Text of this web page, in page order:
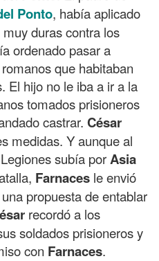
Ponto, había aplicado
duras contra los
ordenado pasar a
que habitaban
El hijo no le iba a ir a la
tomados prisioneros
castrar. César
medidas. Y aunque al
subía porAsia
Farnaces le envió
propuesta de entablar
recordó a los
soldados prisioneros y
con Farnaces.